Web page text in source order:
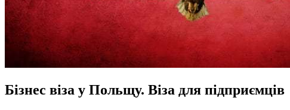
Бізнес віза у Польщу. Віза для підприємців